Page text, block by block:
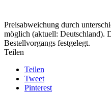
Preisabweichung durch
möglich (aktuell: Deutschland).
Bestellvorgangs festgelegt.
Teilen
Teilen
Tweet
Pinterest